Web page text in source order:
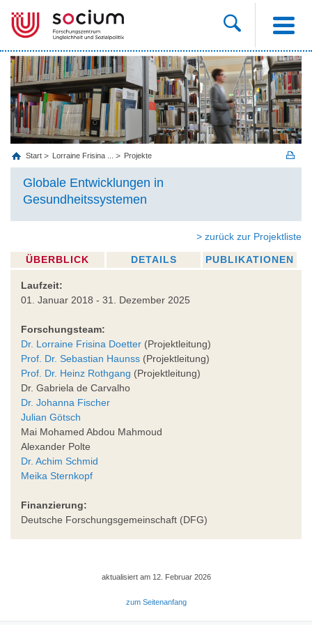
Start Lorraine Frisina ... Projekte
Globale Entwicklungen in
Gesundheitssystemen
> zurück zur Projektliste
ÜBERBLICK DETAILS PUBLIKATIONEN
Laufzeit:
01. Januar 2018 - 31. Dezember 2025
Forschungsteam:
Dr. Lorraine Frisina Doetter (Projektleitung)
Prof. Dr. Sebastian Haunss (Projektleitung)
Prof. Dr. Heinz Rothgang (Projektleitung)
Dr. Gabriela de Carvalho
Dr. Johanna Fischer
Julian Götsch
Mai Mohamed Abdou Mahmoud
Alexander Polte
Dr. Achim Schmid
Meika Sternkopf
Finanzierung:
Deutsche Forschungsgemeinschaft (DFG)
aktualisiert am 12. Februar 2026
zum Seitenanfang